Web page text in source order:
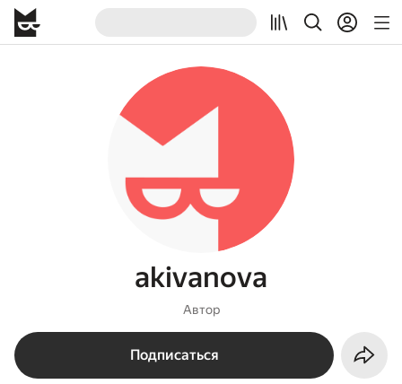
akivanova
Автор
Подписаться